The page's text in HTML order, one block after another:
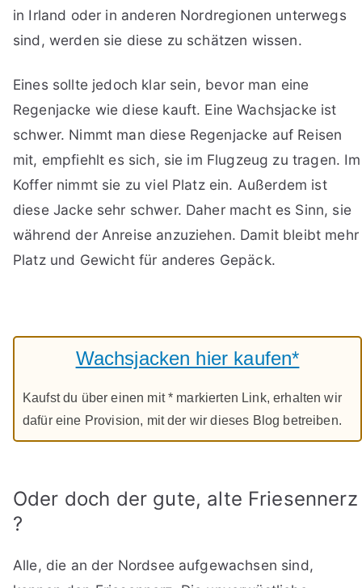
in Irland oder in anderen Nordregionen unterwegs
sind, werden sie diese zu schätzen wissen.
Eines sollte jedoch klar sein, bevor man eine
Regenjacke wie diese kauft. Eine Wachsjacke ist
schwer. Nimmt man diese Regenjacke auf Reisen
mit, empfiehlt es sich, sie im Flugzeug zu tragen. Im
Koffer nimmt sie zu viel Platz ein. Außerdem ist
diese Jacke sehr schwer. Daher macht es Sinn, sie
während der Anreise anzuziehen. Damit bleibt mehr
Platz und Gewicht für anderes Gepäck.
Wachsjacken hier kaufen*
Kaufst du über einen mit * markierten Link, erhalten wir
dafür eine Provision, mit der wir dieses Blog betreiben.
Oder doch der gute, alte Friesennerz
?
Alle, die an der Nordsee aufgewachsen sind,